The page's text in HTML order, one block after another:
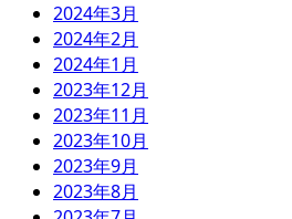
2024年3月
2024年2月
2024年1月
2023年12月
2023年11月
2023年10月
2023年9月
2023年8月